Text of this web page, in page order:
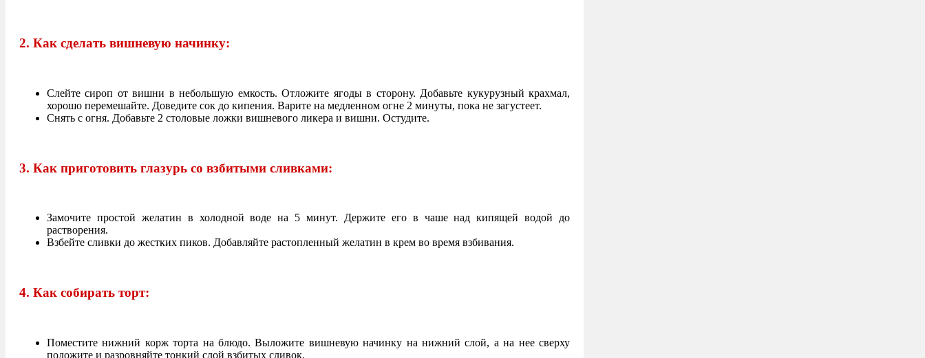
2. Как сделать вишневую начинку:
Слейте сироп от вишни в небольшую емкость. Отложите ягоды в сторону. Добавьте кукурузный крахмал,
хорошо перемешайте. Доведите сок до кипения. Варите на медленном огне 2 минуты, пока не загустеет.
Снять с огня. Добавьте 2 столовые ложки вишневого ликера и вишни. Остудите.
3. Как приготовить глазурь со взбитыми сливками:
Замочите простой желатин в холодной воде на 5 минут. Держите его в чаше над кипящей водой до
растворения.
Взбейте сливки до жестких пиков. Добавляйте растопленный желатин в крем во время взбивания.
4. Как собирать торт:
Поместите нижний корж торта на блюдо. Выложите вишневую начинку на нижний слой, а на нее сверху
положите и разровняйте тонкий слой взбитых сливок.